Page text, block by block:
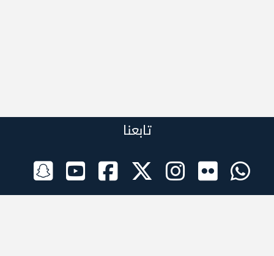
تابعنا